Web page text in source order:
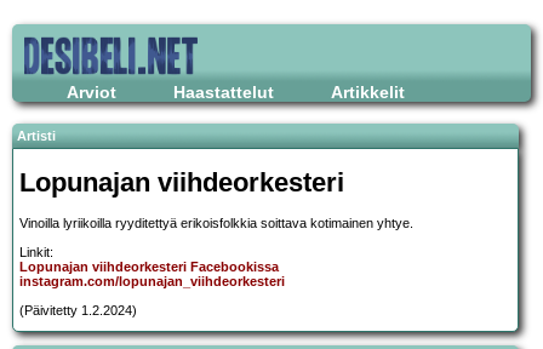
Arviot Haastattelut Artikkelit
Artisti
Lopunajan viihdeorkesteri
Vinoilla lyriikoilla ryyditettyä erikoisfolkkia soittava kotimainen yhtye.
Linkit:
Lopunajan viihdeorkesteri Facebookissa
instagram.com/lopunajan_viihdeorkesteri
(Päivitetty 1.2.2024)